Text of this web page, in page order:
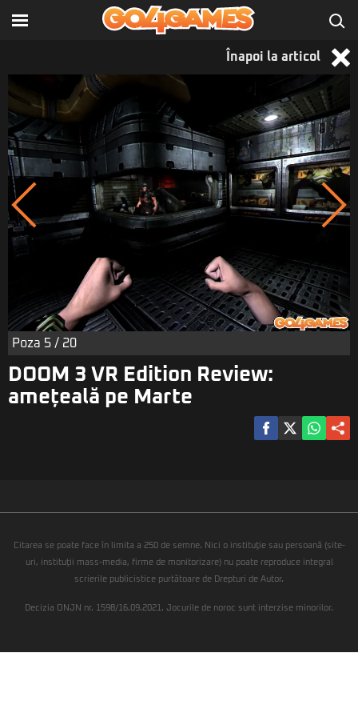
Înapoi la articol
Poza 5 / 20
DOOM 3 VR Edition Review:
amețeală pe Marte
Citarea se poate face în limita a 250 de semne. Nici o instituţie sau persoană (site-
uri, instituţii mass-media, firme de monitorizare) nu poate reproduce integral
scrierile publicistice purtătoare de Drepturi de Autor.
Decizia ONJN nr. 1598/16.09.2021. Jocurile de noroc sunt interzise minorilor.